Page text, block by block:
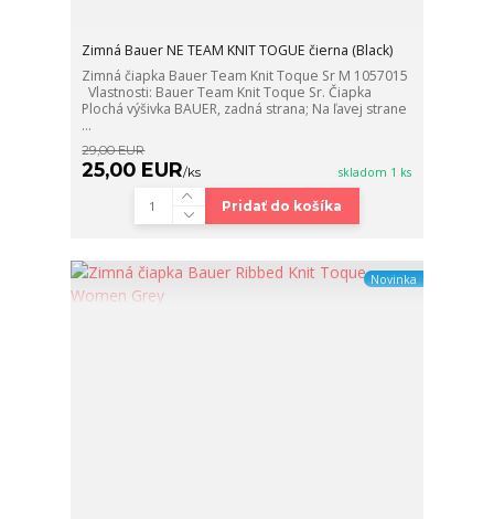
Zimná Bauer NE TEAM KNIT TOGUE čierna (Black)
Zimná čiapka Bauer Team Knit Toque Sr M 1057015
Vlastnosti: Bauer Team Knit Toque Sr. Čiapka
Plochá výšivka BAUER, zadná strana; Na ľavej strane
...
29,00 EUR
25,00 EUR/ks skladom 1 ks
Pridať do košíka
Novinka